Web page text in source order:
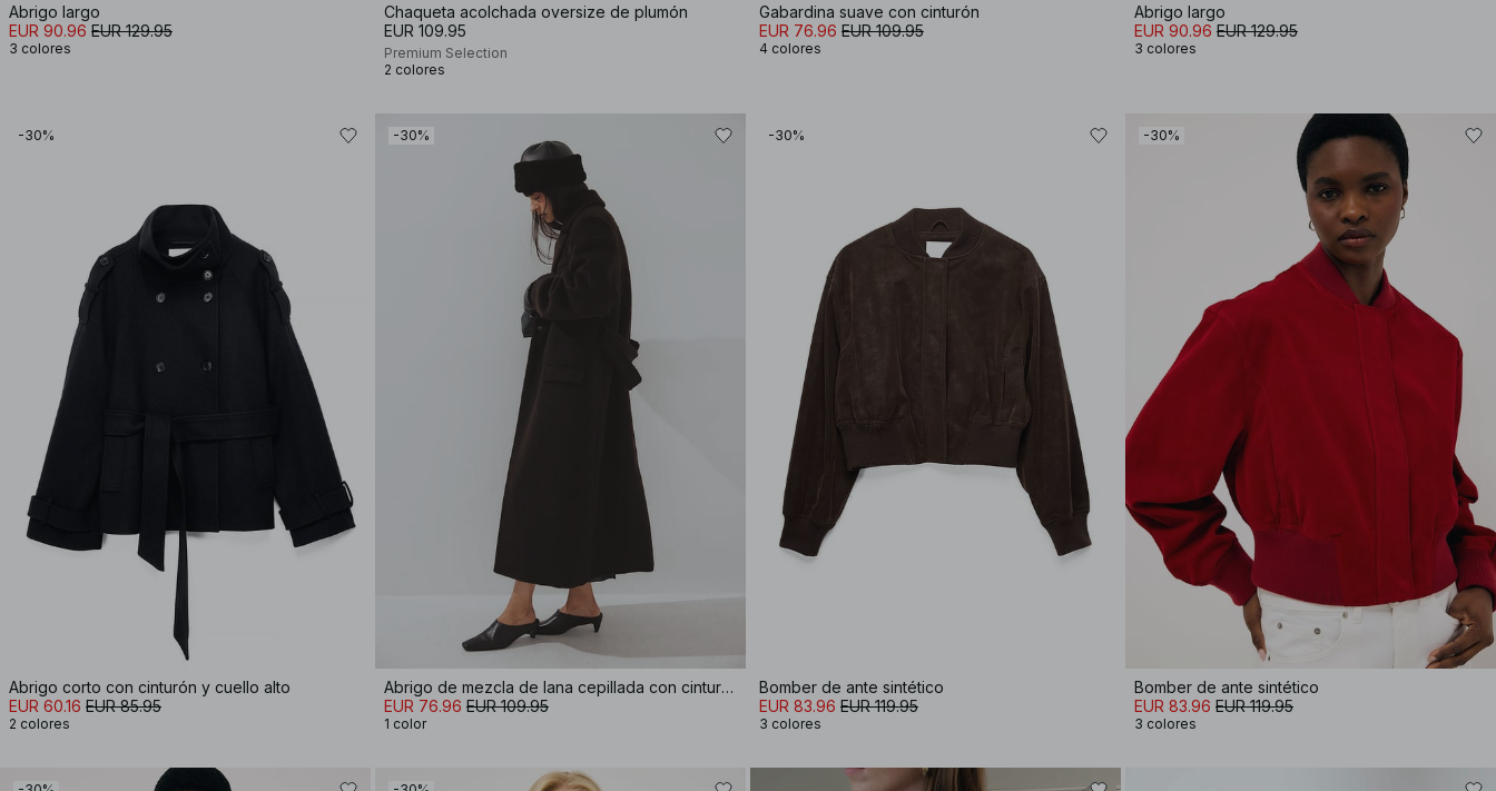
Abrigo largo
EUR 90.96 EUR 129.95
3 colores
Chaqueta acolchada oversize de plumón
EUR 109.95
Premium Selection
2 colores
Gabardina suave con cinturón
EUR 76.96 EUR 109.95
4 colores
Abrigo largo
EUR 90.96 EUR 129.95
3 colores
-30%
Abrigo corto con cinturón y cuello alto
EUR 60.16 EUR 85.95
2 colores
-30%
Abrigo de mezcla de lana cepillada con cinturón
EUR 76.96 EUR 109.95
1 color
-30%
Bomber de ante sintético
EUR 83.96 EUR 119.95
3 colores
-30%
Bomber de ante sintético
EUR 83.96 EUR 119.95
3 colores